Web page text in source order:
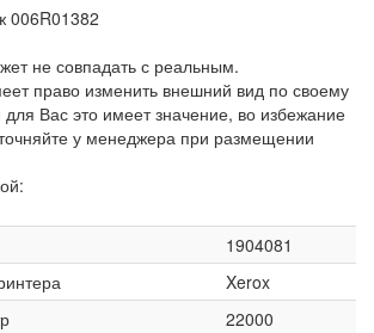
не совпадать с реальным.
право изменить внешний вид по своему
Вас это имеет значение, во избежание
у менеджера при размещении
1904081
Xerox
22000